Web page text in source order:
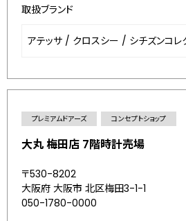
取扱ブランド
アテッサ / クロスシー / シチズンコレ
プレミアムドアーズ コンセプトショップ
大丸 梅田店 7階時計売場
〒530-8202
大阪府 大阪市 北区梅田3-1-1
050-1780-0000